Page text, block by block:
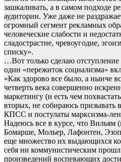
зашкаливать, а в самом подходе
аудитории. Уже даже не
огромный сегмент рекламных
человеческие слабости и
сладострастие, чревоугодие,
списку».
…Вот только сделаю
один «пережиток социализма»
«Как здорово все было, а нынче
четверть века совершенно
маркетингу (и есть чем
вторых, не собираюсь призывать
КПСС и постулаты марксизма-
Надеюсь все в курсе, что
Бомарше, Мольер, Лафонтен,
еще множество их выдающихся
себя ни коммунистическим
произведений воспевающих